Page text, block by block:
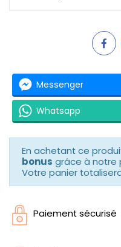
Messenger
Whatsapp
En achetant ce
bonus grâce à notre
Votre panier
Paiement sécurisé